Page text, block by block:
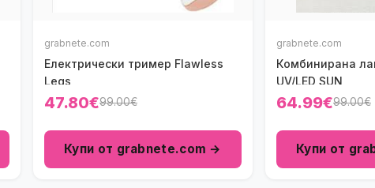
grabnete.com
Електрически тример Flawless
Legs
47.80€99.00€
Купи от grabnete.com →
grabnete.com
Комбинирана
UV/LED SUN
64.99€99.00€
Купи от